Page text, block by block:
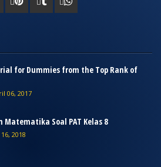
for Dummies from the Top Rank of
06, 2017
Matematika Soal PAT Kelas 8
2018